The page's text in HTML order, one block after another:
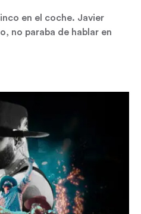
en el coche. Javier
no paraba de hablar en